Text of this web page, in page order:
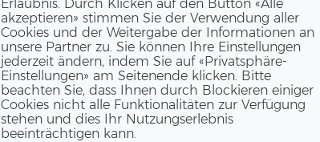
Erlaubnis. Durch Klicken auf den Button «Alle
akzeptieren» stimmen Sie der Verwendung aller
Cookies und der Weitergabe der Informationen an
unsere Partner zu. Sie können Ihre Einstellungen
jederzeit ändern, indem Sie auf «Privatsphäre-
Einstellungen» am Seitenende klicken. Bitte
beachten Sie, dass Ihnen durch Blockieren einiger
Cookies nicht alle Funktionalitäten zur Verfügung
stehen und dies Ihr Nutzungserlebnis
beeinträchtigen kann.